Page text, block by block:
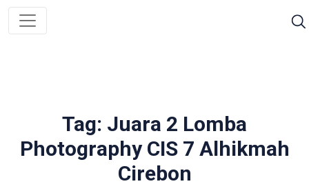
Tag: Juara 2 Lomba
Photography CIS 7 Alhikmah
Cirebon